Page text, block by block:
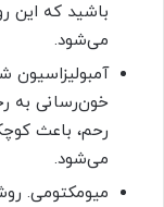
باشید که
می‌شود.
خون‌رسانی به
رحم، باعث
می‌شود.
میومکتومی.